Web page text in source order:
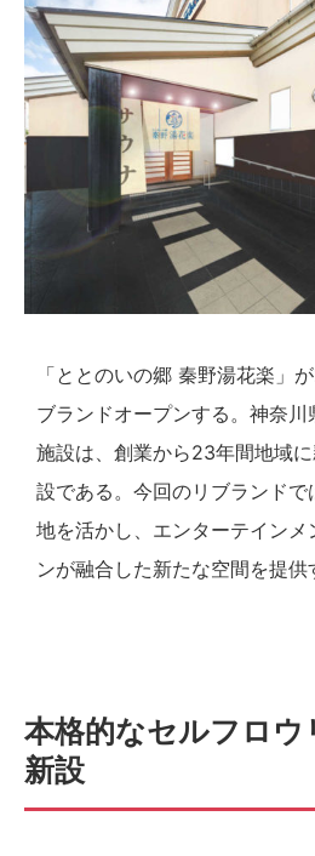
「ととのいの郷 秦野湯花楽」
ブランドオープンする。神奈
施設は、創業から23年間地域
設である。今回のリブランド
地を活かし、エンターテインメ
ンが融合した新たな空間を提供
本格的なセルフロウ
新設